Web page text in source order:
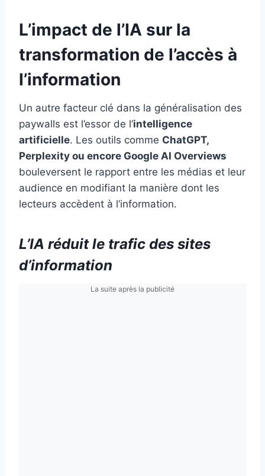
L’impact de l’IA sur la
transformation de l’accès à
l’information
Un autre facteur clé dans la généralisation des
paywalls est l’essor de l’intelligence
artificielle. Les outils comme ChatGPT,
Perplexity ou encore Google AI Overviews
bouleversent le rapport entre les médias et leur
audience en modifiant la manière dont les
lecteurs accèdent à l’information.
L’IA réduit le trafic des sites
d’information
La suite après la publicité